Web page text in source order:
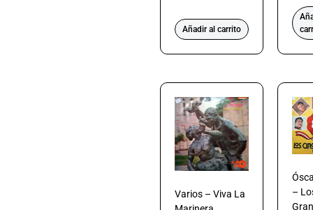
Añadir al carrito
Varios – Viva La
–